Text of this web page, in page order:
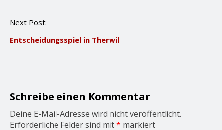
a
i
o
n
Next Post:
Entscheidungsspiel in Therwil
Schreibe einen Kommentar
Deine E-Mail-Adresse wird nicht veröffentlicht.
Erforderliche Felder sind mit* markiert